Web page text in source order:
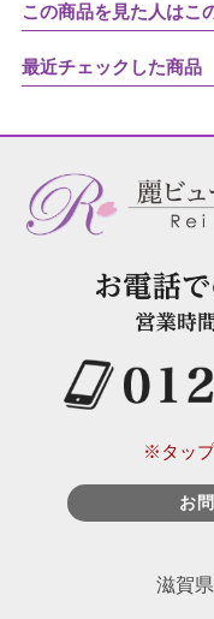
この商品を見た人はこ
最近チェックした商品
※タッ
お
滋賀